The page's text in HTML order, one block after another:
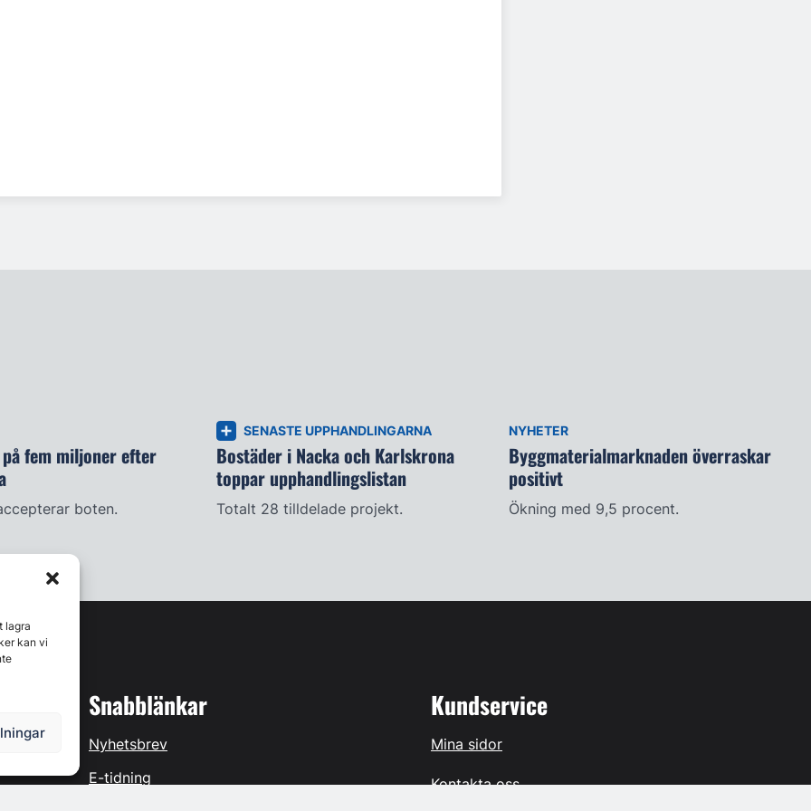
lagra
kan vi
på fem miljoner efter
boten.
SENASTE UPPHANDLINGARNA
Bostäder i Nacka och Karlskrona
toppar upphandlingslistan
Totalt 28 tilldelade projekt.
NYHETER
Byggmaterialmarknaden överraskar
positivt
Ökning med 9,5 procent.
Snabblänkar
Nyhetsbrev
E-tidning
Kundservice
Mina sidor
Kontakta oss